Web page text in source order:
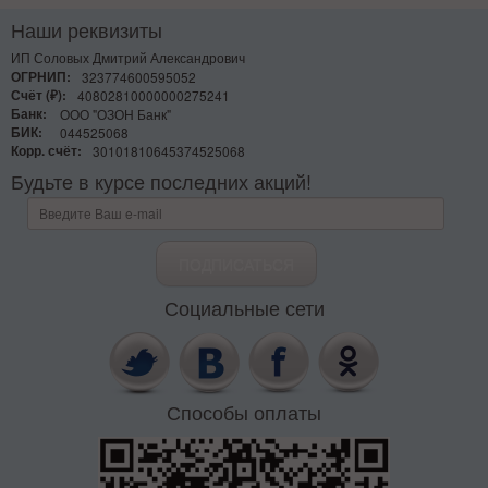
Наши реквизиты
ИП Соловых Дмитрий Александрович
ОГРНИП:
323774600595052
Счёт (₽):
40802810000000275241
Банк:
ООО "ОЗОН Банк"
БИК:
044525068
Корр. счёт:
30101810645374525068
Будьте в курсе последних акций!
Социальные сети
Способы оплаты